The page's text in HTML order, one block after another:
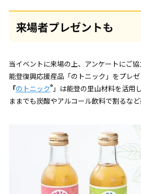
来場者プレゼントも
当イベントに来場の上、アンケートにご協
能登復興応援産品「のトニック」をプレゼ
「のトニック®️」 は能登の里山材料を活用
ままでも炭酸やアルコール飲料で割るなど